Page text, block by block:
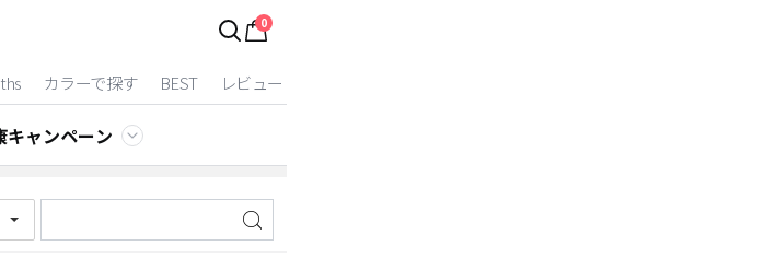
0
カラーで探す BEST レビュー
キャンペーン